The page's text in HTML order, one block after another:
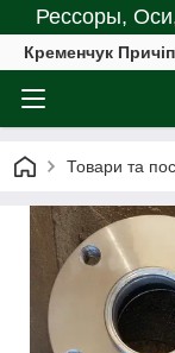
Рессоры,
Кременчук
Товари та